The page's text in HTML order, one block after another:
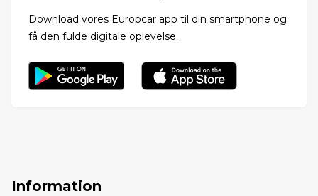
Download vores Europcar app til din smartphone og
få den fulde digitale oplevelse.
Information